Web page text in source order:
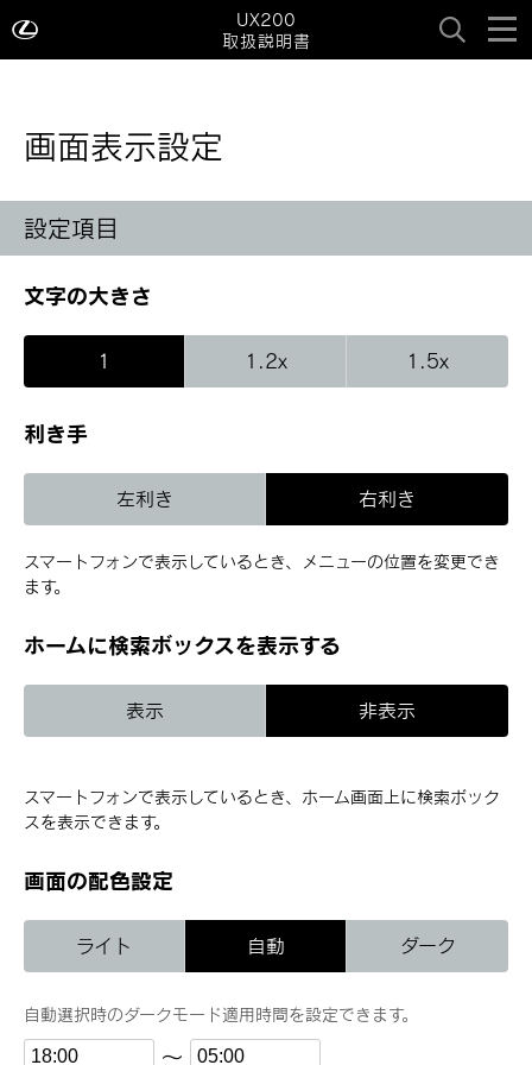
UX200
取扱説明書
画面表示設定
設定項目
文字の大きさ
1 1.2x 1.5x
利き手
左利き 右利き
スマートフォンで表示しているとき、メニューの位置を変更でき
ます。
ホームに検索ボックスを表示する
表示 非表示
スマートフォンで表示しているとき、ホーム画面上に検索ボック
スを表示できます。
画面の配色設定
ライト 自動 ダーク
自動選択時のダークモード適用時間を設定できます。
〜